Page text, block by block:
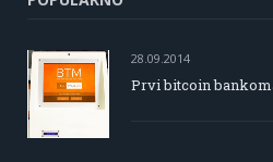
28.09.2014
Prvi bitcoin